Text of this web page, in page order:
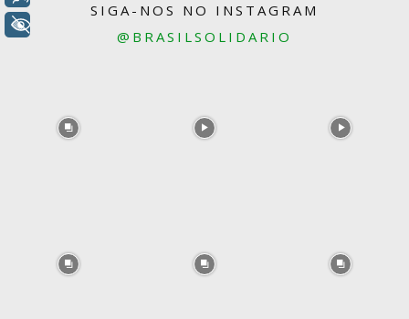
SIGA-NOS NO INSTAGRAM
@BRASILSOLIDARIO